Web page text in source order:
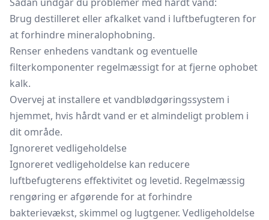
Brug destilleret eller afkalket vand i luftbefugteren for
at forhindre mineralophobning.
Renser enhedens vandtank og eventuelle
filterkomponenter regelmæssigt for at fjerne ophobet
kalk.
Overvej at installere et vandblødgøringssystem i
hjemmet, hvis hårdt vand er et almindeligt problem i
dit område.
Ignoreret vedligeholdelse
Ignoreret vedligeholdelse kan reducere
luftbefugterens effektivitet og levetid. Regelmæssig
rengøring er afgørende for at forhindre
bakterievækst, skimmel og lugtgener. Vedligeholdelse